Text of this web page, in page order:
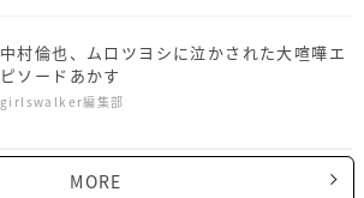
中村倫也、ムロツヨシに泣かされた大喧嘩エ
ピソードあかす
girlswalker編集部
MORE